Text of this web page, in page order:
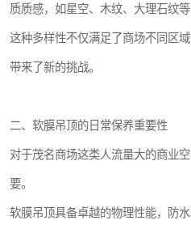
质质感，如星空、木纹、大理石纹
这种多样性不仅满足了商场不同区
带来了新的挑战。
二、软膜吊顶的日常保养重要性
对于茂名商场这类人流量大的商业
要。
软膜吊顶具备卓越的物理性能，防